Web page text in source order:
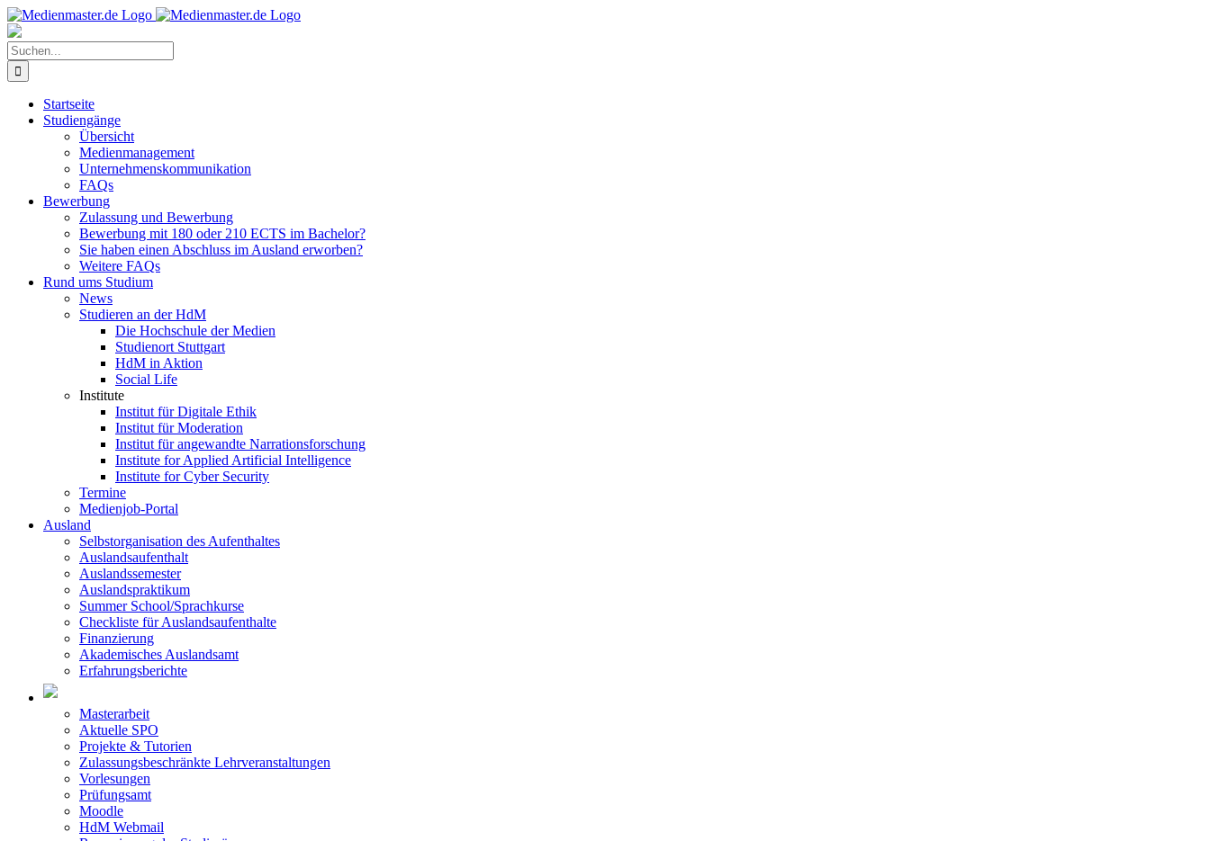
Zum
Inhalt
springen
Suche
nach:
Startseite
Studiengänge
Übersicht
Medienmanagement
Unternehmenskommunikation
FAQs
Bewerbung
Zulassung und Bewerbung
Bewerbung mit 180 oder 210 ECTS im Bachelor?
Sie haben einen Abschluss im Ausland erworben?
Weitere FAQs
Rund ums Studium
News
Studieren an der HdM
Die Hochschule der Medien
Studienort Stuttgart
HdM in Aktion
Social Life
Institute
Institut für Digitale Ethik
Institut für Moderation
Institut für angewandte Narrationsforschung
Institute for Applied Artificial Intelligence
Institute for Cyber Security
Termine
Medienjob-Portal
Ausland
Selbstorganisation des Aufenthaltes
Auslandsaufenthalt
Auslandssemester
Auslandspraktikum
Summer School/Sprachkurse
Checkliste für Auslandsaufenthalte
Finanzierung
Akademisches Auslandsamt
Erfahrungsberichte
Masterarbeit
Aktuelle SPO
Projekte & Tutorien
Zulassungsbeschränkte Lehrveranstaltungen
Vorlesungen
Prüfungsamt
Moodle
HdM Webmail